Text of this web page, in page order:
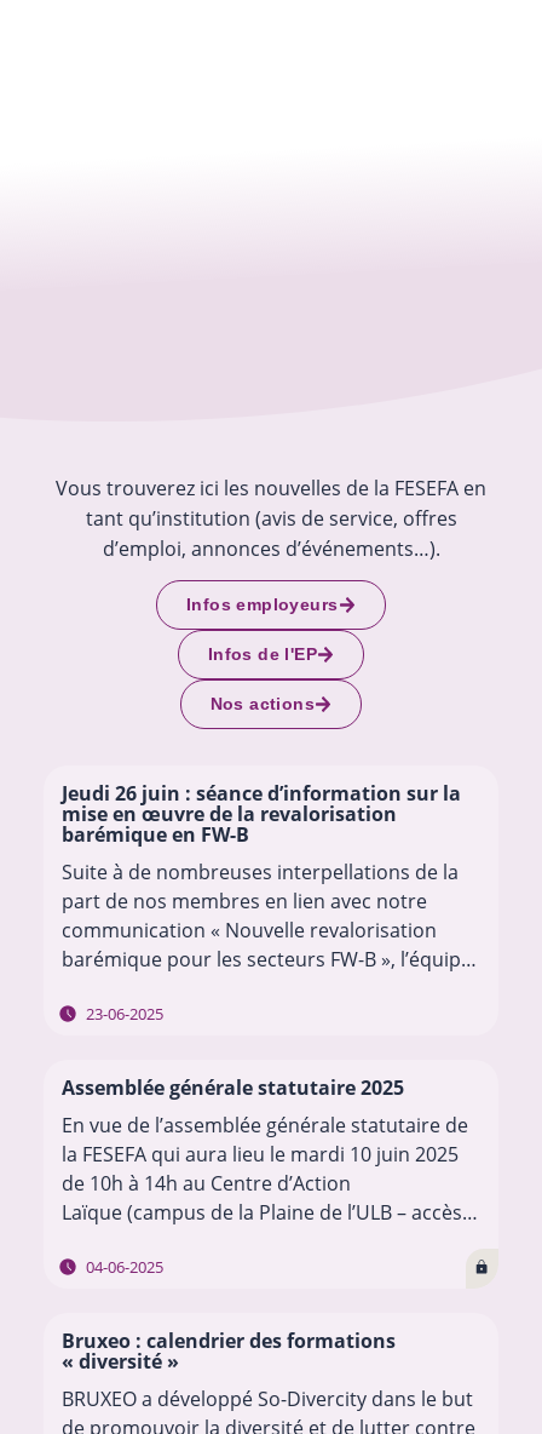
Vous trouverez ici les nouvelles de la FESEFA en
tant qu’institution (avis de service, offres
d’emploi, annonces d’événements…).
Infos employeurs
Infos de l'EP
Nos actions
Jeudi 26 juin : séance d’information sur la
mise en œuvre de la revalorisation
barémique en FW-B
Suite à de nombreuses interpellations de la
part de nos membres en lien avec notre
communication « Nouvelle revalorisation
barémique pour les secteurs FW-B », l’équipe
d’information ce jeudi 26 juin…
23-06-2025
Assemblée générale statutaire 2025
En vue de l’assemblée générale statutaire de
la FESEFA qui aura lieu le mardi 10 juin 2025
de 10h à 14h au Centre d’Action
Laïque (campus de la Plaine de l’ULB – accès
… 04-06-2025
Bruxeo : calendrier des formations
« diversité »
BRUXEO a développé So-Divercity dans le but
de promouvoir la diversité et de lutter contre